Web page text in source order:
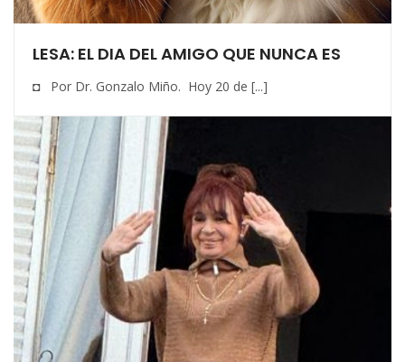
LESA: EL DIA DEL AMIGO QUE NUNCA ES
◘ Por Dr. Gonzalo Miño. Hoy 20 de [...]